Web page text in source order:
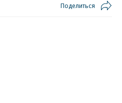
Поделиться